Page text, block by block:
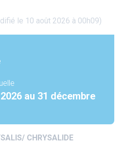
le 10 août 2026 à 00h09)
au 31 décembre
CHRYSALIDE